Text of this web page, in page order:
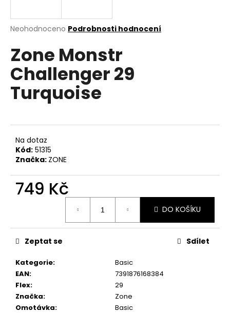
Průměrné
produktu
je
0,0
z
5
hvězdiček.
Neohodnoceno Podrobnosti hodnocení
Zone Monstr
Challenger 29
Turquoise
Na dotaz
Kód: 51315
Značka: ZONE
749 Kč
DO KOŠÍKU
Kategorie:
Basic
EAN:
7391876168384
Flex:
29
Značka:
Zone
Omotávka:
Basic
Zeptat se Sdílet
j
t
?
D
o
p
č
u
e
m
e